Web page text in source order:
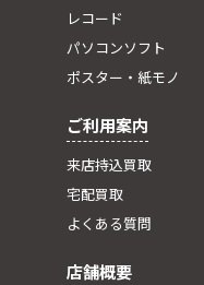
レコード
パソコンソフト
ポスター・紙モノ
ご利用案内
来店持込買取
宅配買取
よくある質問
店舗概要